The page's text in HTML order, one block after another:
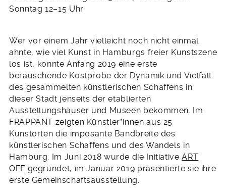
Sonntag 12–15 Uhr
Wer vor einem Jahr vielleicht noch nicht einmal
ahnte, wie viel Kunst in Hamburgs freier Kunstszene
los ist, konnte Anfang 2019 eine erste
berauschende Kostprobe der Dynamik und Vielfalt
des gesammelten künstlerischen Schaffens in
dieser Stadt jenseits der etablierten
Ausstellungshäuser und Museen bekommen. Im
FRAPPANT zeigten Künstler*innen aus 25
Kunstorten die imposante Bandbreite des
künstlerischen Schaffens und des Wandels in
Hamburg: Im Juni 2018 wurde die InitiativeART
OFF gegründet, im Januar 2019 präsentierte sie ihre
erste Gemeinschaftsausstellung.